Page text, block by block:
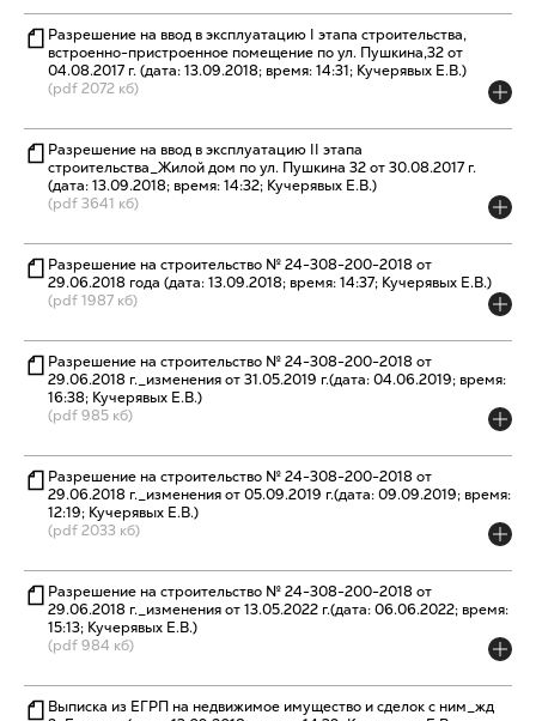
Разрешение на ввод в эксплуатацию I этапа строительства,
встроенно-пристроенное помещение по ул. Пушкина,32 от
04.08.2017 г. (дата: 13.09.2018; время: 14:31; Кучерявых Е.В.)
(pdf 2072 кб)
Разрешение на ввод в эксплуатацию II этапа
строительства_Жилой дом по ул. Пушкина 32 от 30.08.2017 г.
(дата: 13.09.2018; время: 14:32; Кучерявых Е.В.)
(pdf 3641 кб)
Разрешение на строительство № 24-308-200-2018 от
29.06.2018 года (дата: 13.09.2018; время: 14:37; Кучерявых Е.В.)
(pdf 1987 кб)
Разрешение на строительство № 24-308-200-2018 от
29.06.2018 г._изменения от 31.05.2019 г.(дата: 04.06.2019; время:
16:38; Кучерявых Е.В.)
(pdf 985 кб)
Разрешение на строительство № 24-308-200-2018 от
29.06.2018 г._изменения от 05.09.2019 г.(дата: 09.09.2019; время:
12:19; Кучерявых Е.В.)
(pdf 2033 кб)
Разрешение на строительство № 24-308-200-2018 от
29.06.2018 г._изменения от 13.05.2022 г.(дата: 06.06.2022; время:
15:13; Кучерявых Е.В.)
(pdf 984 кб)
Выписка из ЕГРП на недвижимое имущество и сделок с ним_жд